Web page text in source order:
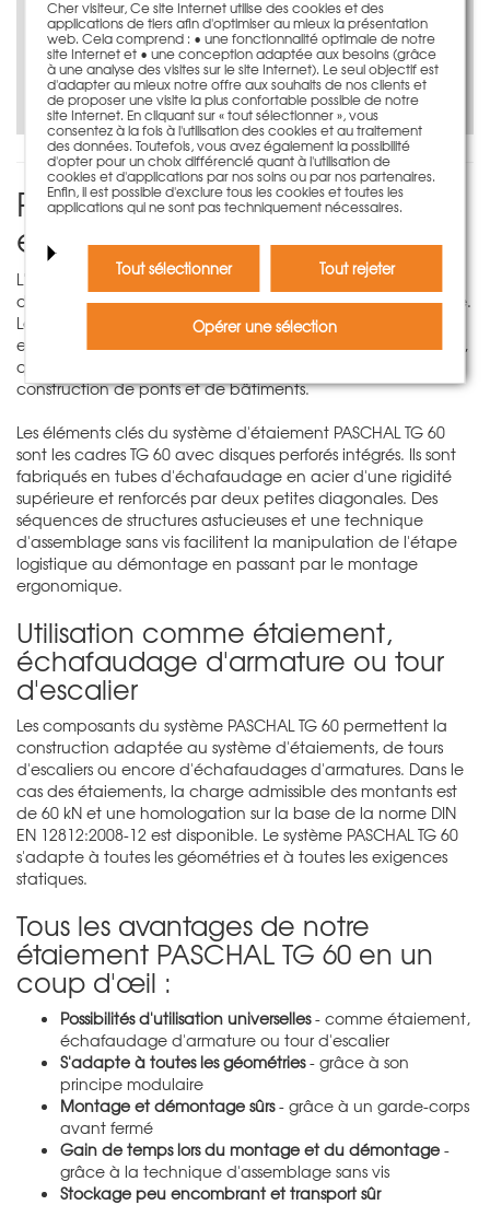
plus d'information
PASCHAL TG 60 - sûr, rapide
et universel
L'étaiement PASCHAL TG 60 permet de réaliser des tours
d'étaiement de manière plus simple, plus rapide et plus sûre.
Les tours d'étaiement répondent pratiquement à toutes les
exigences posées à ce type de structures dans les chantiers,
que ce soit dans les secteurs du génie civil ou encore de la
construction de ponts et de bâtiments.
Les éléments clés du système d'étaiement PASCHAL TG 60
sont les cadres TG 60 avec disques perforés intégrés. Ils sont
fabriqués en tubes d'échafaudage en acier d'une rigidité
supérieure et renforcés par deux petites diagonales. Des
séquences de structures astucieuses et une technique
d'assemblage sans vis facilitent la manipulation de l'étape
logistique au démontage en passant par le montage
ergonomique.
Utilisation comme étaiement,
échafaudage d'armature ou tour
d'escalier
Les composants du système PASCHAL TG 60 permettent la
construction adaptée au système d'étaiements, de tours
d'escaliers ou encore d'échafaudages d'armatures. Dans le
cas des étaiements, la charge admissible des montants est
de 60 kN et une homologation sur la base de la norme DIN
EN 12812:2008-12 est disponible. Le système PASCHAL TG 60
s'adapte à toutes les géométries et à toutes les exigences
statiques.
Tous les avantages de notre
étaiement PASCHAL TG 60 en un
coup d'œil :
Possibilités d'utilisation universelles- comme étaiement,
échafaudage d'armature ou tour d'escalier
S'adapte à toutes les géométries- grâce à son
principe modulaire
Montage et démontage sûrs- grâce à un garde-corps
avant fermé
Gain de temps lors du montage et du démontage -
grâce à la technique d'assemblage sans vis
Stockage peu encombrant et transport sûr
Cher visiteur, Ce site Internet utilise des cookies et des
applications de tiers afin d'optimiser au mieux la présentation
web. Cela comprend : • une fonctionnalité optimale de notre
site Internet et • une conception adaptée aux besoins (grâce
à une analyse des visites sur le site Internet). Le seul objectif est
d'adapter au mieux notre offre aux souhaits de nos clients et
de proposer une visite la plus confortable possible de notre
site Internet. En cliquant sur « tout sélectionner », vous
consentez à la fois à l'utilisation des cookies et au traitement
des données. Toutefois, vous avez également la possibilité
d'opter pour un choix différencié quant à l'utilisation de
cookies et d'applications par nos soins ou par nos partenaires.
Enfin, il est possible d'exclure tous les cookies et toutes les
applications qui ne sont pas techniquement nécessaires.
Tout sélectionner Tout rejeter
Opérer une sélection